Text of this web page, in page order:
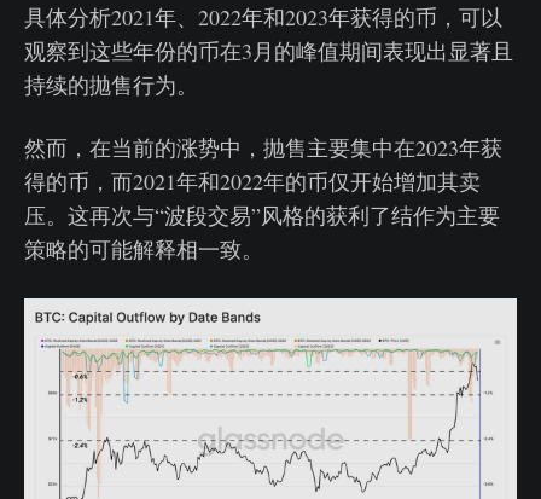
具体分析2021年、2022年和2023年获得的币，可以
观察到这些年份的币在3月的峰值期间表现出显著且
持续的抛售行为。
然而，在当前的涨势中，抛售主要集中在2023年获
得的币，而2021年和2022年的币仅开始增加其卖
压。这再次与“波段交易”风格的获利了结作为主要
策略的可能解释相一致。